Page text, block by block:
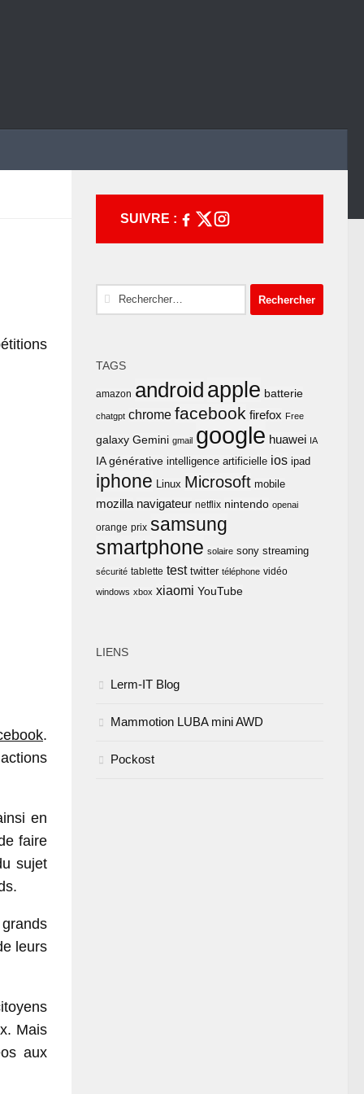
.
en
faire
sujet
leurs
Mais
aux
SUIVRE :
Rechercher :
TAGS
amazon android apple batterie
chatgpt chrome facebook firefox Free
galaxy Gemini gmail google huawei IA
IA générative intelligence artificielle ios ipad
iphone Linux Microsoft mobile
mozilla navigateur netflix nintendo openai
orange prix samsung
smartphone solaire sony streaming
sécurité tablette test twitter téléphone vidéo
windows xbox xiaomi YouTube
LIENS
Lerm-IT Blog
Mammotion LUBA mini AWD
Pockost